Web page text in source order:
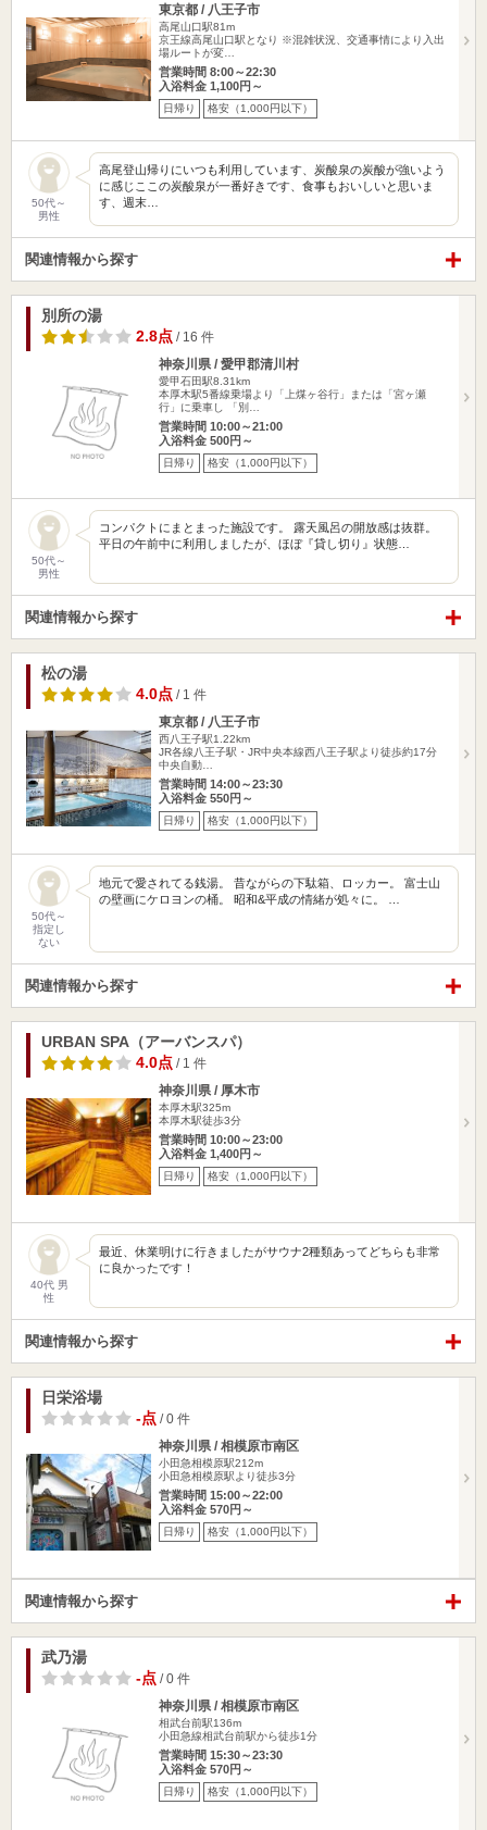
東京都 / 八王子市
高尾山口駅81m
京王線高尾山口駅となり ※混雑状況、交通事情により入出
場ルートが変…
営業時間 8:00～22:30
入浴料金 1,100円～
日帰り 格安（1,000円以下）
50代～
男性
高尾登山帰りにいつも利用しています、炭酸泉の炭酸が強いよう
に感じここの炭酸泉が一番好きです、食事もおいしいと思いま
す、週末…
関連情報から探す
別所の湯
2.8点 / 16 件
神奈川県 / 愛甲郡清川村
愛甲石田駅8.31km
本厚木駅5番線乗場より「上煤ヶ谷行」または「宮ヶ瀬
行」に乗車し 「別…
営業時間 10:00～21:00
入浴料金 500円～
日帰り 格安（1,000円以下）
50代～
男性
コンパクトにまとまった施設です。 露天風呂の開放感は抜群。
平日の午前中に利用しましたが、ほぼ『貸し切り』状態…
関連情報から探す
松の湯
4.0点 / 1 件
東京都 / 八王子市
西八王子駅1.22km
JR各線八王子駅・JR中央本線西八王子駅より徒歩約17分
中央自動…
営業時間 14:00～23:30
入浴料金 550円～
日帰り 格安（1,000円以下）
50代～
指定し
ない
地元で愛されてる銭湯。 昔ながらの下駄箱、ロッカー。 富士山
の壁画にケロヨンの桶。 昭和&平成の情緒が処々に。 …
関連情報から探す
URBAN SPA（アーバンスパ）
4.0点 / 1 件
神奈川県 / 厚木市
本厚木駅325m
本厚木駅徒歩3分
営業時間 10:00～23:00
入浴料金 1,400円～
日帰り 格安（1,000円以下）
40代 男
性
最近、休業明けに行きましたがサウナ2種類あってどちらも非常
に良かったです！
関連情報から探す
日栄浴場
-点 / 0 件
神奈川県 / 相模原市南区
小田急相模原駅212m
小田急相模原駅より徒歩3分
営業時間 15:00～22:00
入浴料金 570円～
日帰り 格安（1,000円以下）
関連情報から探す
武乃湯
-点 / 0 件
神奈川県 / 相模原市南区
相武台前駅136m
小田急線相武台前駅から徒歩1分
営業時間 15:30～23:30
入浴料金 570円～
日帰り 格安（1,000円以下）